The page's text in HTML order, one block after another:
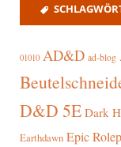
01010 AD&D ad-blog
D&D 5E Dark
Earthdawn Epic